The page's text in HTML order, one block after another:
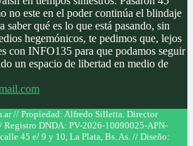
no este en el poder continúa el blindaje
saber qué es lo que está pasando, sin
hegemónicos, te pedimos que, lejos
con INFO135 para que podamos seguir
un espacio de libertad en medio de
// Propiedad: Alfredo Silletta. Director
DNDA: PV-2026-10090025-APN-
45 e/ 9 y 10, La Plata, Bs. As. // Diseño: